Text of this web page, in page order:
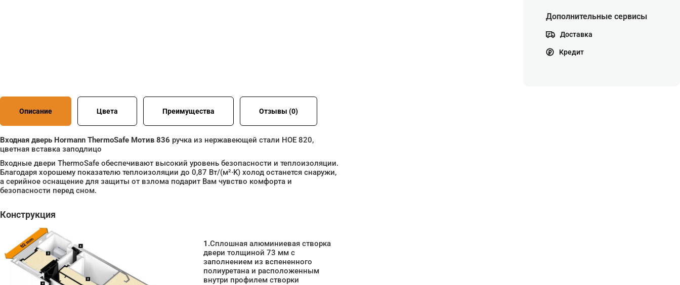
Дополнительные сервисы
Доставка
Кредит
Описание Цвета Преимущества Отзывы (0)
Входная дверь Hormann ThermoSafe Мотив 836 ручка из нержавеющей стали HOE 820,
цветная вставка заподлицо
Входные двери ThermoSafe обеспечивают высокий уровень безопасности и теплоизоляции.
Благодаря хорошему показателю теплоизоляции до 0,87 Вт/(м²·K) холод останется снаружи,
а серийное оснащение для защиты от взлома подарит Вам чувство комфорта и
безопасности перед сном.
Конструкция
1.Сплошная алюминиевая створка
двери толщиной 73 мм с
заполнением из вспененного
полиуретана и расположенным
внутри профилем створки